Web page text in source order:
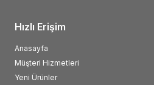
Hızlı Erişim
Anasayfa
Müşteri Hizmetleri
Yeni Ürünler